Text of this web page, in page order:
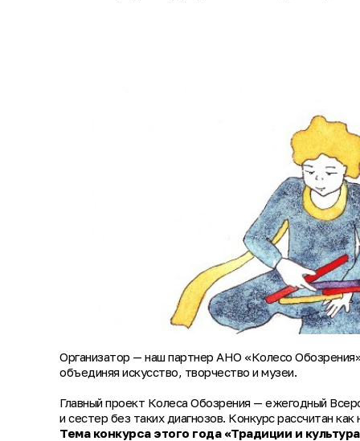
Организатор — наш партнер АНО «Колесо
объединяя искусство, творчество и музеи.
Главный проект Колеса Обозрения — ежегодный
и сестер без таких диагнозов. Конкурс рассчитан
Тема конкурса этого года «Традиции и